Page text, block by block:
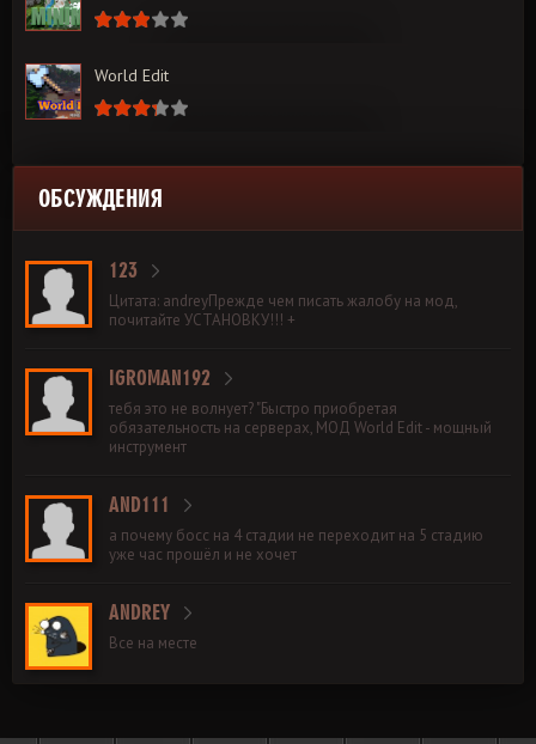
World Edit
ОБСУЖДЕНИЯ
123
Цитата: andreyПрежде чем писать жалобу на мод,
почитайте УСТАНОВКУ!!! +
IGROMAN192
тебя это не волнует? "Быстро приобретая
обязательность на серверах, МОД World Edit - мощный
инструмент
AND111
а почему босс на 4 стадии не переходит на 5 стадию
уже час прошёл и не хочет
ANDREY
Все на месте